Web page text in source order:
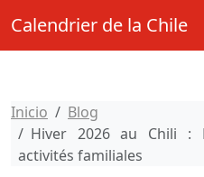
Calendrier de la Chile
Inicio
Blog
Hiver 2026 au Chili :
activités familiales